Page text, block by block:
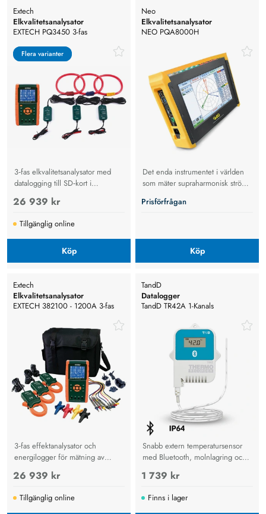
Flera varianter
Flera varianter
Extech
Elkvalitetsanalysator
EXTECH PQ3450 3-fas
datalogger
3‑fas elkvalitetsanalysator med
datalogging till SD‑kort i
Excel‑format för enkel analys och
felsökning. Mäter spänning,
ström, energi och effekt och
finns som instrument eller kit upp
till 3000 A.
26 939 kr
Tillgänglig online
Köp
Neo
Elkvalitetsanalysator
NEO PQA8000H
Det enda instrumentet i världen
som mäter supraharmonisk ström
Prisförfrågan
Köp
Extech
Elkvalitetsanalysator
EXTECH 382100 - 1200A 3-fas
3‑fas effektanalysator och
energilogger för mätning av
spänning, ström och effekt.
Loggar upp till 60 000 värden på
SD‑kort i Excel‑format för enkel
analys och dokumentation.
26 939 kr
Tillgänglig online
TandD
Datalogger
TandD TR42A 1-Kanals
Sensor. Bluetooth
Snabb extern temperatursensor
med Bluetooth, molnlagring och
exakt övervakning för transport,
lager och industriella miljöer.
1 739 kr
Finns i lager